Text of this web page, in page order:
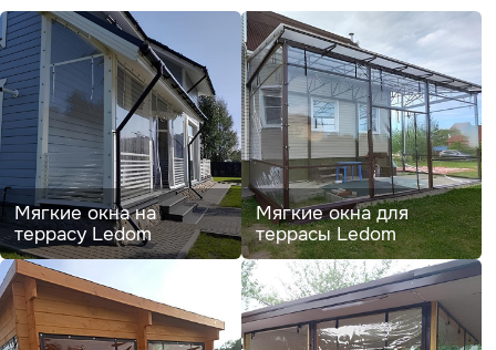
Мягкие окна на
террасу Ledom
Мягкие окна для
террасы Ledom